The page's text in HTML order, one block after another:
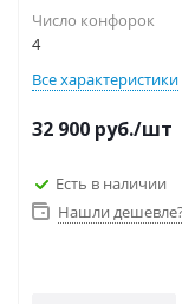
Число конфорок
4
Все характеристики
32 900 руб./шт
Есть в наличии
Нашли дешевле?